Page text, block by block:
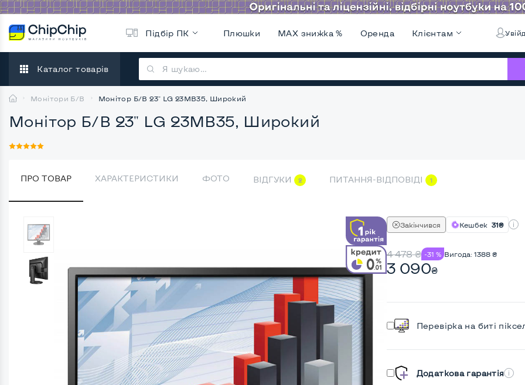
Підбір ПК Плюшки MAX знижка % Оренда Клієнтам
Каталог товарів
Монітори Б/В Монітор Б/В 23" LG 23MB35, Широкий
Монітор Б/В 23" LG 23MB35, Широкий
ПРО ТОВАР ХАРАКТЕРИСТИКИ ФОТО ВІДГУКИ 2 ПИТАННЯ-ВІДПОВІДІ 1
Закінчився Кешбек 31₴
4 478₴ -31 % Вигода: 1388₴
3 090₴
Перевірка на биті
Додаткова гарантія